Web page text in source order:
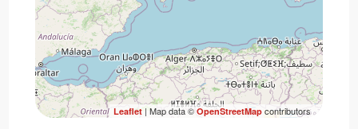
Leaflet| Map data ©OpenStreetMapcontributors